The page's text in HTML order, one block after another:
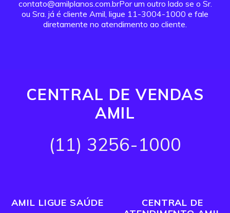
contato@amilplanos.com.brPor um outro lado se o Sr.
ou Sra. já é cliente Amil, ligue 11-3004-1000 e fale
diretamente no atendimento ao cliente.
CENTRAL DE VENDAS
AMIL
(11) 3256-1000
AMIL LIGUE SAÚDE
CENTRAL DE